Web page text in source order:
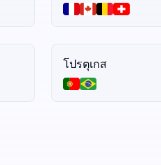
โปรตุเกส